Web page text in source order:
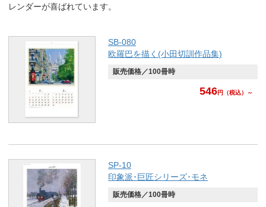
レンダーが喜ばれています。
SB-080
欧羅巴を描く(小田切訓作品集)
販売価格／100冊時
546円 （税込）～
SP-10
印象派･巨匠シリーズ･モネ
販売価格／100冊時